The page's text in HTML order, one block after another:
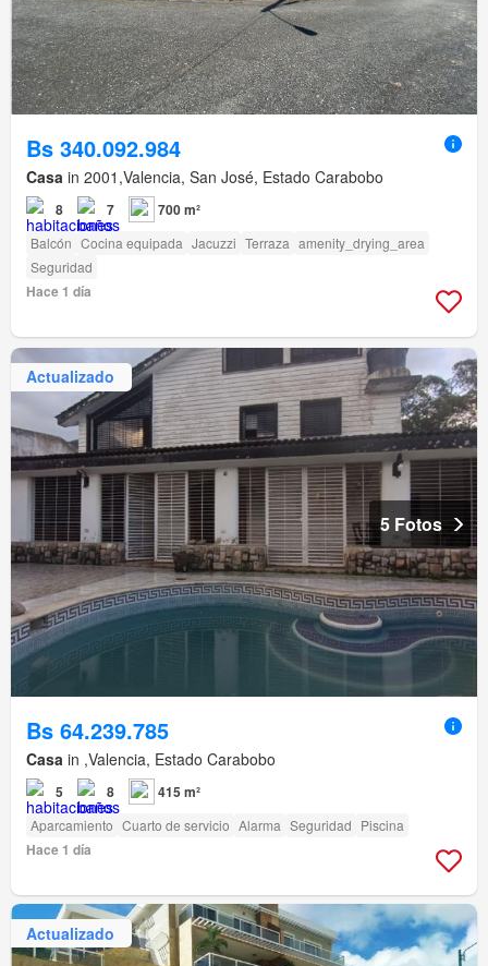
Bs 340.092.984
Casa in 2001,Valencia, San José, Estado Carabobo
8 7 700 m²
Balcón Cocina equipada Jacuzzi Terraza amenity_drying_area
Seguridad
Hace 1 día
Actualizado
5 Fotos
Bs 64.239.785
Casa in ,Valencia, Estado Carabobo
5 8 415 m²
Aparcamiento Cuarto de servicio Alarma Seguridad Piscina
Hace 1 día
Actualizado